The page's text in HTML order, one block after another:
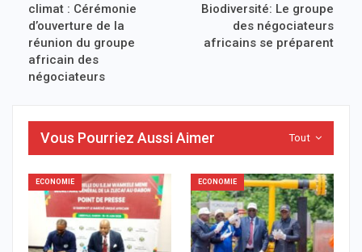
climat : Cérémonie
d’ouverture de la
réunion du groupe
africain des
négociateurs
Biodiversité: Le groupe
des négociateurs
africains se préparent
Tout
Vous Pourriez Aussi Aimer
ECONOMIE ECONOMIE